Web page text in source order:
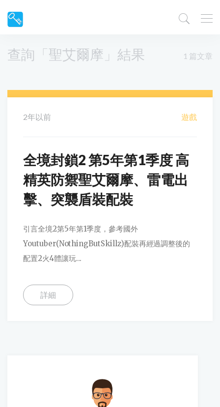
查詢「聖艾爾摩」結果 1 篇文章
2年以前 遊戲
全境封鎖2 第5年第1季度 高
精英防禦聖艾爾摩、雷電出
擊、突襲盾裝配裝
引言全境2第5年第1季度，參考國外
Youtuber(NothingButSkillz)配裝再經過調整後的
配置2火4體讓玩...
詳細